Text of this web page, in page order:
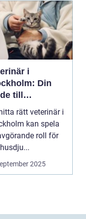
i
Din
till
i
rätt veterinär i
kan spela
roll för
2025